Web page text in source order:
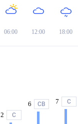
06:00 12:00 18:00
2 С
6 СВ 7 С